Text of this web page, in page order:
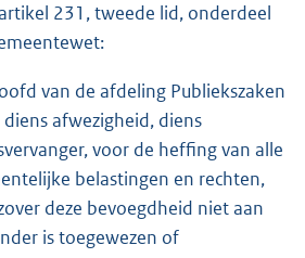
231, tweede lid, onderdeel
van de afdeling Publiekszaken
afwezigheid, diens
voor de heffing van alle
belastingen en rechten,
deze bevoegdheid niet aan
is toegewezen of